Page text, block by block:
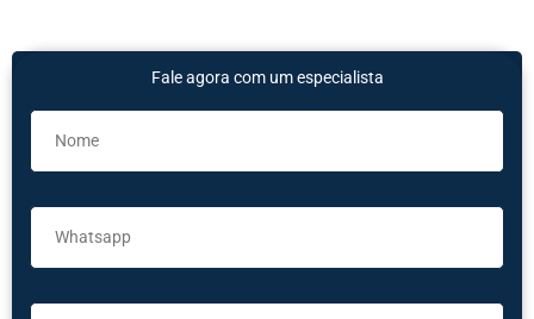
Fale agora com um especialista